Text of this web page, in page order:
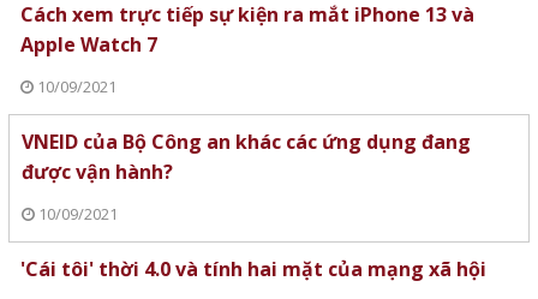
Cách xem trực tiếp sự kiện ra mắt iPhone 13 và
Apple Watch 7
10/09/2021
VNEID của Bộ Công an khác các ứng dụng đang
được vận hành?
10/09/2021
'Cái tôi' thời 4.0 và tính hai mặt của mạng xã hội